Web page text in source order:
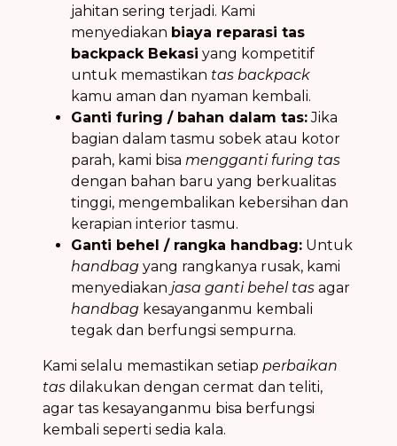
jahitan sering terjadi. Kami
menyediakan biaya reparasi tas
backpack Bekasi yang kompetitif
untuk memastikan tas backpack
kamu aman dan nyaman kembali.
Ganti furing / bahan dalam tas:Jika
bagian dalam tasmu sobek atau kotor
parah, kami bisa mengganti furing tas
dengan bahan baru yang berkualitas
tinggi, mengembalikan kebersihan dan
kerapian interior tasmu.
Ganti behel / rangka handbag: Untuk
handbag yang rangkanya rusak, kami
menyediakan jasa ganti behel tas agar
handbag kesayanganmu kembali
tegak dan berfungsi sempurna.
Kami selalu memastikan setiap perbaikan
tas dilakukan dengan cermat dan teliti,
agar tas kesayanganmu bisa berfungsi
kembali seperti sedia kala.